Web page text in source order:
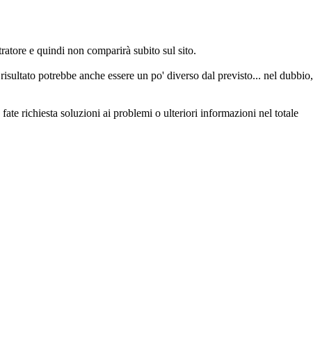
e quindi non comparirà subito sul sito.
potrebbe anche essere un po' diverso dal previsto... nel dubbio,
richiesta soluzioni ai problemi o ulteriori informazioni nel totale